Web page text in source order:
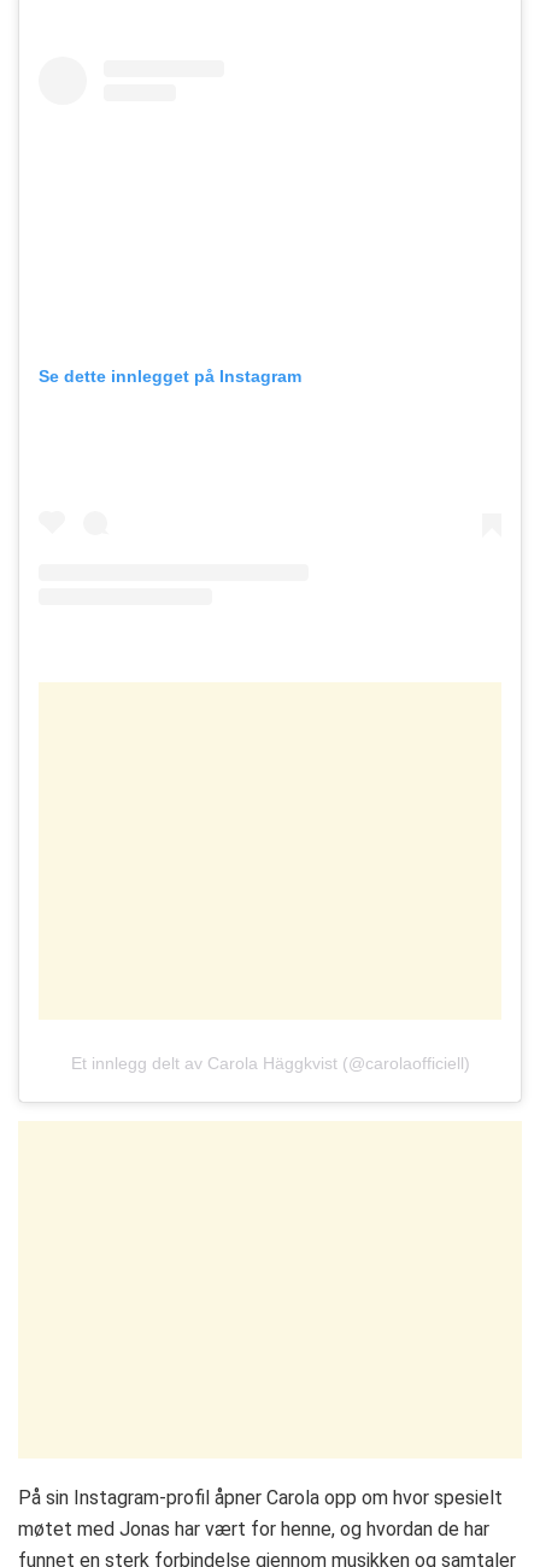
Se dette innlegget på Instagram
Et innlegg delt av Carola Häggkvist (@carolaofficiell)
På sin Instagram-profil åpner Carola opp om hvor spesielt
møtet med Jonas har vært for henne, og hvordan de har
funnet en sterk forbindelse gjennom musikken og samtaler